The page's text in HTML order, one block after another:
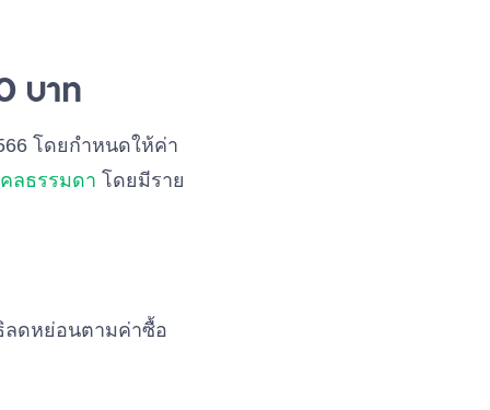
บาท
โดยกำหนดให้ค่า
ลธรรมดา โดยมีราย
ลดหย่อนตามค่าซื้อ